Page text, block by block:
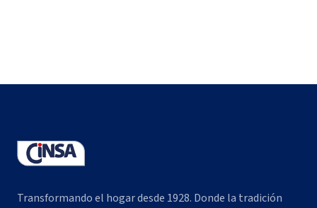
Transformando el hogar desde 1928. Donde la tradición